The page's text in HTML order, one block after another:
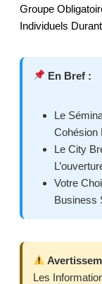
Groupe
Individuels
En Bref :
Le
Cohésion
Le City
Votre
Business
Les